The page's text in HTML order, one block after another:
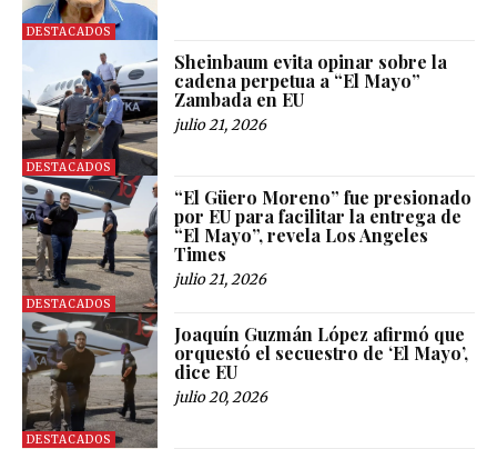
DESTACADOS
DESTACADOS
Sheinbaum evita opinar sobre la
cadena perpetua a “El Mayo”
Zambada en EU
julio 21, 2026
DESTACADOS
“El Güero Moreno” fue presionado
por EU para facilitar la entrega de
“El Mayo”, revela Los Angeles
Times
julio 21, 2026
DESTACADOS
Joaquín Guzmán López afirmó que
orquestó el secuestro de ‘El Mayo’,
dice EU
julio 20, 2026